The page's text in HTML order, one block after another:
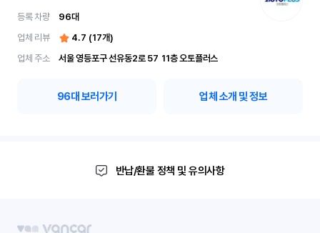
등록 차량 96대
업체 리뷰
4.7 (17개)
업체 주소
서울 영등포구 선유동2로 57	11층 오토플러스
96대 보러가기 업체 소개 및 정보
반납/환불 정책 및 유의사항